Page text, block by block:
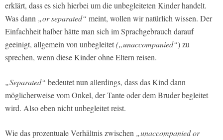
erklärt, dass es sich hierbei um die unbegleiteten Kinder handelt.
Was dann „or separated“ meint, wollen wir natürlich wissen. Der
Einfachheit halber hätte man sich im Sprachgebrauch darauf
geeinigt, allgemein von unbegleitet(„unaccompanied“) zu
sprechen, wenn diese Kinder ohne Eltern reisen.
„Separated“ bedeutet nun allerdings, dass das Kind dann
möglicherweise vom Onkel, der Tante oder dem Bruder begleitet
wird. Also eben nicht unbegleitet reist.
Wie das prozentuale Verhältnis zwischen „unaccompanied or